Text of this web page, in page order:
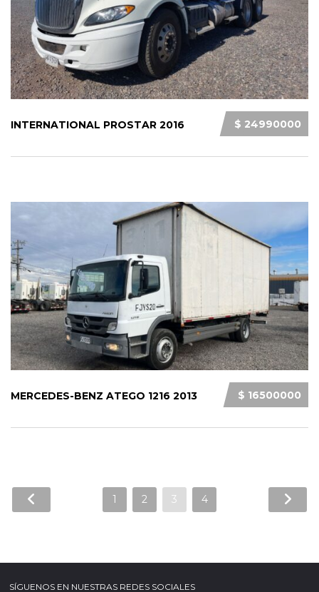
$ 24990000
INTERNATIONAL PROSTAR 2016
$ 16500000
MERCEDES-BENZ ATEGO 1216 2013
1 2 3 4
SÍGUENOS EN NUESTRAS REDES SOCIALES